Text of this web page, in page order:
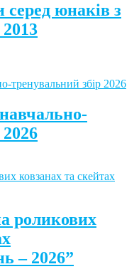
юнаків з
роликових
– 2026”